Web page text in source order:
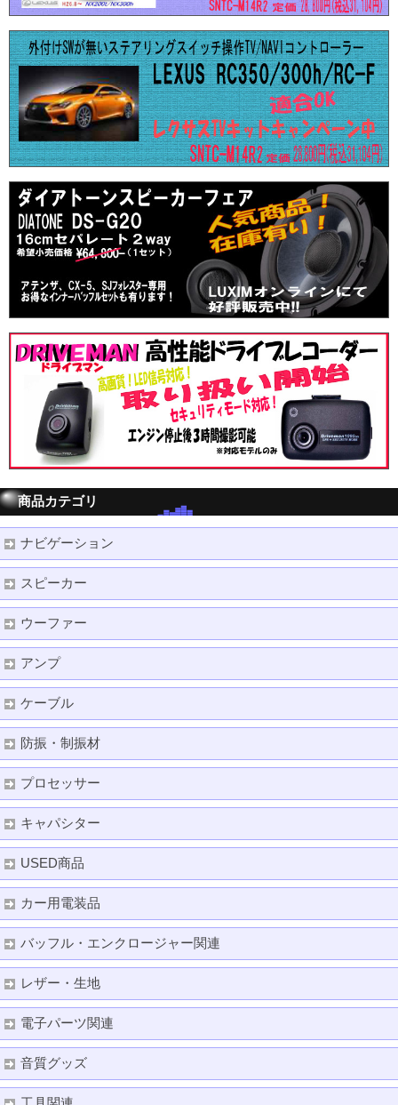
商品カテゴリ
ナビゲーション
スピーカー
ウーファー
アンプ
ケーブル
防振・制振材
プロセッサー
キャパシター
USED商品
カー用電装品
バッフル・エンクロージャー関連
レザー・生地
電子パーツ関連
音質グッズ